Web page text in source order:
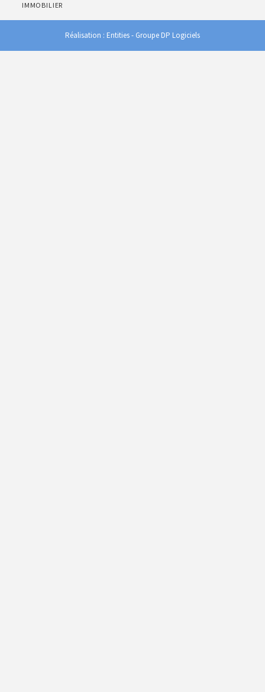
IMMOBILIER
Réalisation : Entities- Groupe DP Logiciels